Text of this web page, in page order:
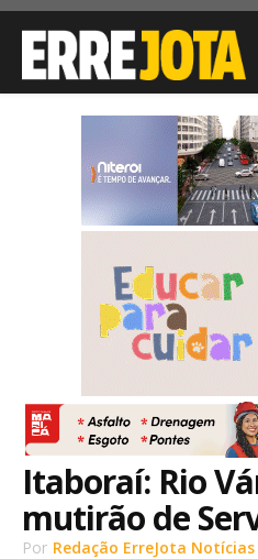
Itaboraí: Rio
mutirão de
Por Redação ErreJota Notícias